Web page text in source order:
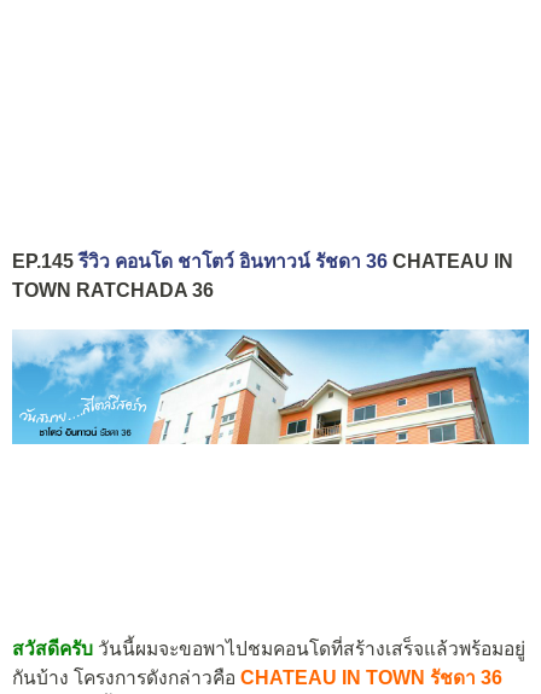
EP.145รีวิว คอนโด ชาโตว์ อินทาวน์ รัชดา 36 CHATEAU IN
TOWN RATCHADA 36
สวัสดีครับ วันนี้ผมจะขอพาไปชมคอนโดที่สร้างเสร็จแล้วพร้อมอยู่
กันบ้าง โครงการดังกล่าวคือ CHATEAU IN TOWN รัชดา 36